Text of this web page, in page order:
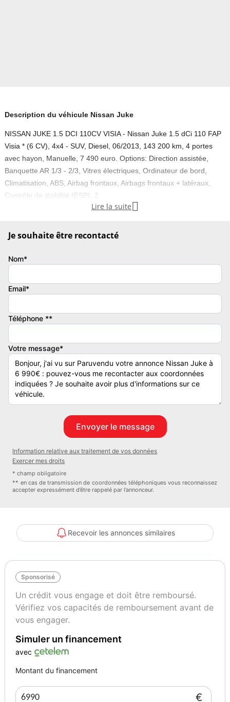
Description du véhicule Nissan Juke
NISSAN JUKE 1.5 DCI 110CV VISIA - Nissan Juke 1.5 dCi 110 FAP
Visia * (6 CV), 4x4 - SUV, Diesel, 06/2013, 143 200 km, 4 portes
avec hayon, Manuelle, 7 490 euro. Options: Direction assistée,
Banquette AR 1/3 - 2/3, Vitres électriques, Ordinateur de bord,
Climatisation, ABS, Airbag frontaux, Airbags frontaux + latéraux,
Contrôle de stabilité (ESP), 2.
Garantie mécanique
3 mois
Lire la suite 
Je souhaite être recontacté
Nom*
Email*
Téléphone **
Votre message*
Information relative aux traitement de vos données
Exercer mes droits
* champ obligatoire
** en cas de transmission de coordonnées téléphoniques vous reconnaissez
accepter expressément d’être rappelé par l’annonceur.
Recevoir les annonces similaires
Sponsorisé
Un crédit vous engage et doit être remboursé.
Vérifiez vos capacités de remboursement avant de
vous engager.
Simuler un financement
avec
Montant du financement
€